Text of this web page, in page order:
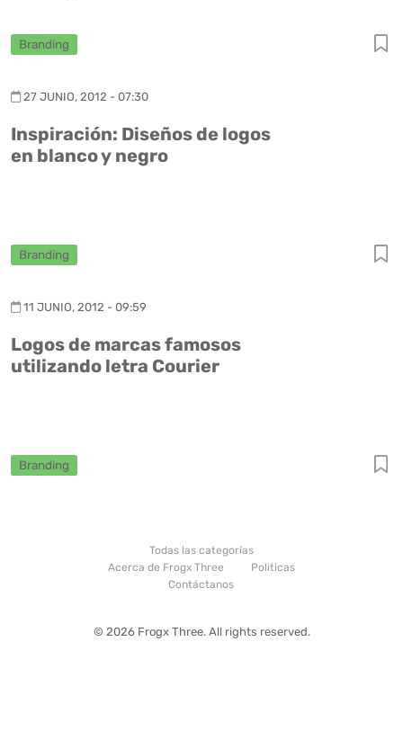
Branding
27 JUNIO, 2012 - 07:30
Inspiración: Diseños de logos
en blanco y negro
Branding
11 JUNIO, 2012 - 09:59
Logos de marcas famosos
utilizando letra Courier
Branding
Todas las categorías
Acerca de Frogx Three
Politicas
Contáctanos
© 2026 Frogx Three. All rights reserved.